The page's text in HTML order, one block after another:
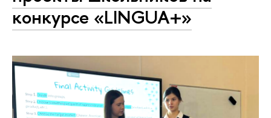
конкурсе «LINGUA+»